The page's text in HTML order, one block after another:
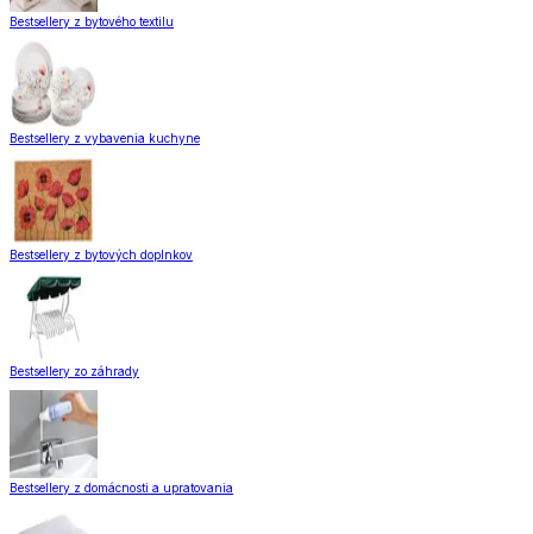
Bestsellery z bytového textilu
Bestsellery z vybavenia kuchyne
Bestsellery z bytových doplnkov
Bestsellery zo záhrady
Bestsellery z domácnosti a upratovania